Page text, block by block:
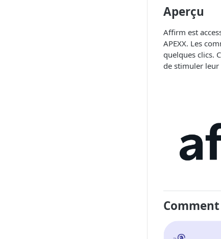
Aperçu
Affirm est
APEXX. Les
quelques clics.
de stimuler leur